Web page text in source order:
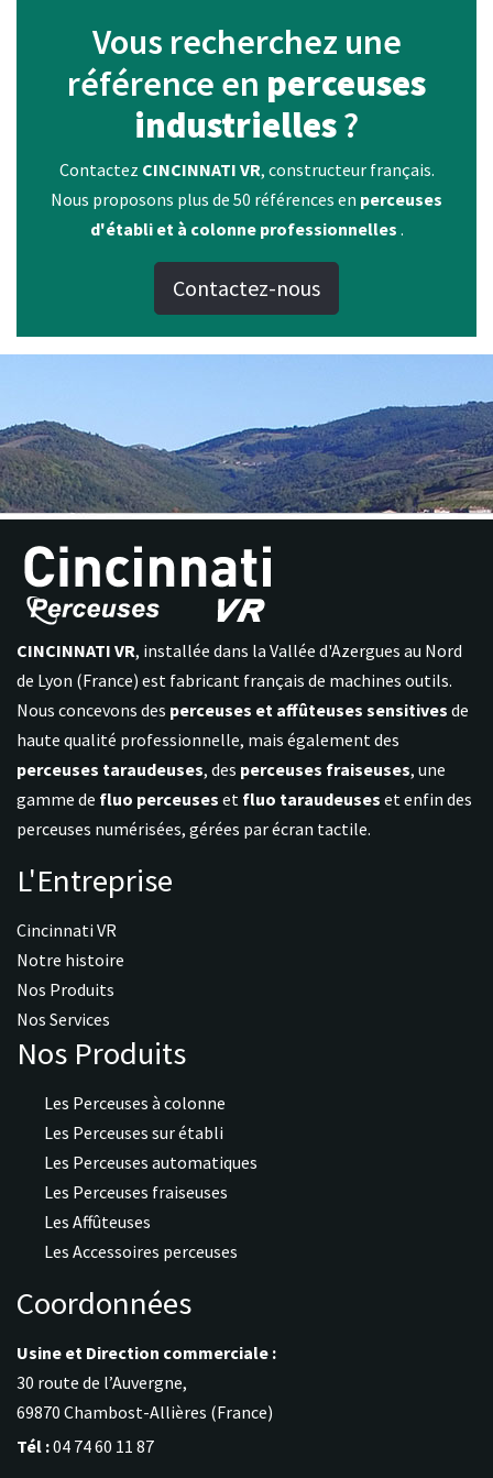
Vous recherchez une
référence en perceuses
industrielles?
Contactez CINCINNATI VR, constructeur français.
Nous proposons plus de 50 références en perceuses
d'établi et à colonne professionnelles .
Contactez-nous
CINCINNATI VR, installée dans la Vallée d'Azergues au Nord
de Lyon (France) est fabricant français de machines outils.
Nous concevons des perceuses et affûteuses sensitives de
haute qualité professionnelle, mais également des
perceuses taraudeuses, des perceuses fraiseuses, une
gamme de fluo perceuses et fluo taraudeuses et enfin des
perceuses numérisées, gérées par écran tactile.
L'Entreprise
Cincinnati VR
Notre histoire
Nos Produits
Nos Services
Nos Produits
Les Perceuses à colonne
Les Perceuses sur établi
Les Perceuses automatiques
Les Perceuses fraiseuses
Les Affûteuses
Les Accessoires perceuses
Coordonnées
Usine et Direction commerciale :
30 route de l’Auvergne,
69870 Chambost-Allières (France)
Tél :04 74 60 11 87